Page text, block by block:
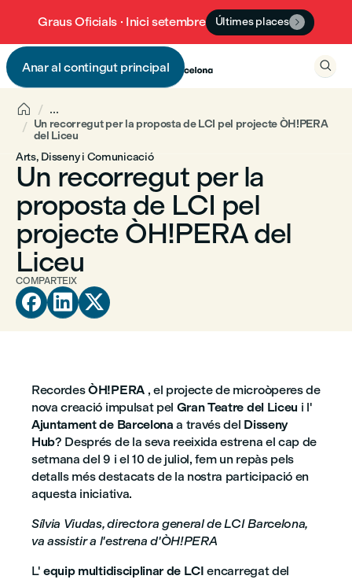
Graus Oficials · Inici setembre Últimes places 
Anar al contingut principal
 
 ...
Un recorregut per la proposta de LCI pel projecte ÒH!PERA
del Liceu
Arts, Disseny i Comunicació
Un recorregut per la
proposta de LCI pel
projecte ÒH!PERA del
Liceu
COMPARTEIX
  
RecordesÒH!PERA , el projecte de microòperes de
nova creació impulsat pel Gran Teatre del Liceu i l'
Ajuntament de Barcelonaa través del Disseny
Hub? Després de la seva reeixida estrena el cap de
setmana del 9 i el 10 de juliol, fem un repàs pels
detalls més destacats de la nostra participació en
aquesta iniciativa.
Sílvia Viudas, directora general de LCI Barcelona,
va assistir a l'estrena d'ÒH!PERA
L'equip multidisciplinar de LCIencarregat del